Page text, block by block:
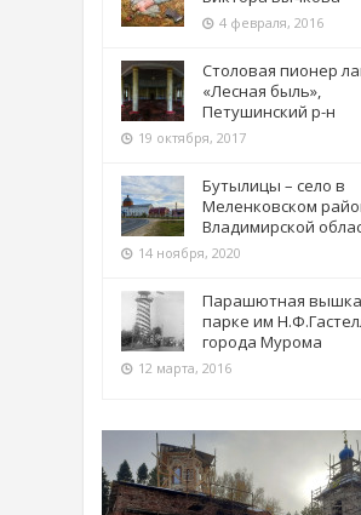
4 февраля, 2016
Столовая пионер
«Лесная быль»,
Петушинский р-н
19 октября, 2017
Бутылицы – село в
Меленковском
Владимирской
14 ноября, 2020
Парашютная
парке им
города Мурома
12 марта, 2016